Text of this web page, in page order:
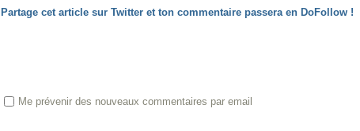
Partage cet article sur Twitter et ton commentaire passera en DoFollow !
Me prévenir des nouveaux commentaires par email